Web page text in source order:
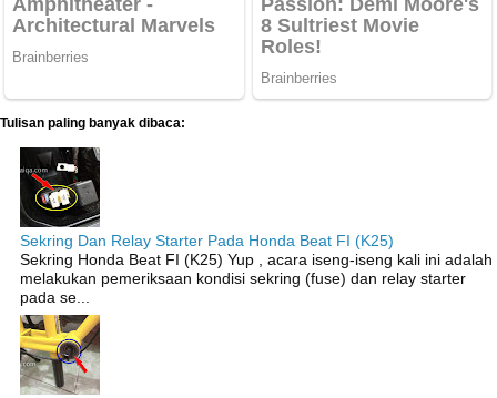
Tulisan paling banyak dibaca:
Sekring Dan Relay Starter Pada Honda Beat FI (K25)
Sekring Honda Beat FI (K25) Yup , acara iseng-iseng kali ini adalah
melakukan pemeriksaan kondisi sekring (fuse) dan relay starter
pada se...